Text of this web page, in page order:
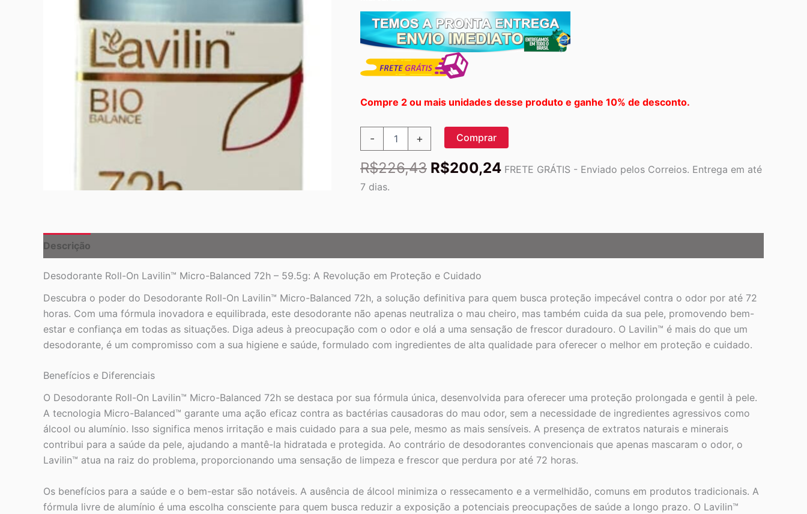
Compre 2 ou mais unidades desse produto e ganhe 10% de desconto.
-
Lavilin™
Balanced
Bem-
quantidade
+ Comprar
R$226,43 O
R$226,43.
R$200,24O
R$200,24.
FRETE GRÁTIS - Enviado pelos Correios. Entrega em até
7 dias.
Descrição
Desodorante Roll-On Lavilin™ Micro-Balanced 72h – 59.5g: A Revolução em Proteção e Cuidado
Descubra o poder do Desodorante Roll-On Lavilin™ Micro-Balanced 72h, a solução definitiva para quem busca proteção impecável contra o odor por até 72
horas. Com uma fórmula inovadora e equilibrada, este desodorante não apenas neutraliza o mau cheiro, mas também cuida da sua pele, promovendo bem-
estar e confiança em todas as situações. Diga adeus à preocupação com o odor e olá a uma sensação de frescor duradouro. O Lavilin™ é mais do que um
desodorante, é um compromisso com a sua higiene e saúde, formulado com ingredientes de alta qualidade para oferecer o melhor em proteção e cuidado.
Benefícios e Diferenciais
O Desodorante Roll-On Lavilin™ Micro-Balanced 72h se destaca por sua fórmula única, desenvolvida para oferecer uma proteção prolongada e gentil à pele.
A tecnologia Micro-Balanced™ garante uma ação eficaz contra as bactérias causadoras do mau odor, sem a necessidade de ingredientes agressivos como
álcool ou alumínio. Isso significa menos irritação e mais cuidado para a sua pele, mesmo as mais sensíveis. A presença de extratos naturais e minerais
contribui para a saúde da pele, ajudando a mantê-la hidratada e protegida. Ao contrário de desodorantes convencionais que apenas mascaram o odor, o
Lavilin™ atua na raiz do problema, proporcionando uma sensação de limpeza e frescor que perdura por até 72 horas.
Os benefícios para a saúde e o bem-estar são notáveis. A ausência de álcool minimiza o ressecamento e a vermelhidão, comuns em produtos tradicionais. A
fórmula livre de alumínio é uma escolha consciente para quem busca reduzir a exposição a potenciais preocupações de saúde a longo prazo. O Lavilin™